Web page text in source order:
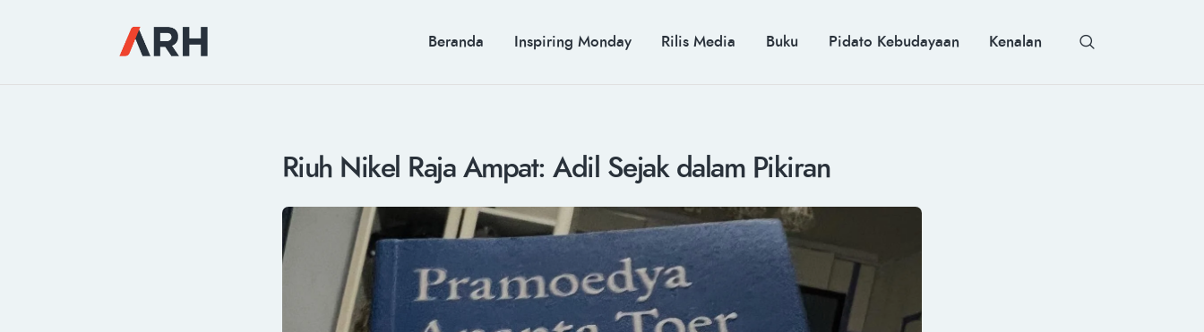
Beranda Inspiring Monday Rilis Media Buku Pidato Kebudayaan Kenalan
MUH. ARIEF ROSYID
RILIS MEDIA
Riuh Nikel Raja Ampat: Adil Sejak dalam Pikiran